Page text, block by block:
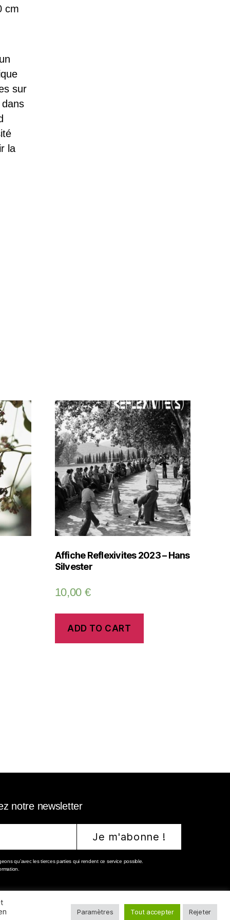
cm
sur
la
Affiche Reflexivites 2023 – Hans
Silvester
10,00 €
ADD TO CART
notre newsletter
qu’avec les tierces parties qui rendent ce service possible.
Paramètres Tout accepter Rejeter